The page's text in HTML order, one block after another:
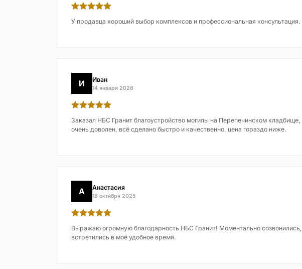
У продавца хороший выбор комплексов и профессиональная консультация.
И Иван
14 января 2026
Заказал НБС Гранит благоустройство могилы на Перепечинском кладбище,
очень доволен, всё сделано быстро и качественно, цена гораздо ниже.
А Анастасия
18 октября 2025
Выражаю огромную благодарность НБС Гранит! Моментально созвонились,
встретились в моё удобное время.